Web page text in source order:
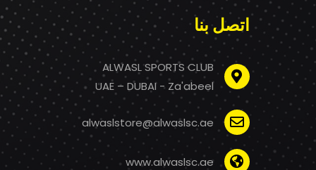
اتصل بنا
ALWASL SPORTS CLUB
UAE – DUBAI - Za'abeel
alwaslstore@alwaslsc.ae
www.alwaslsc.ae